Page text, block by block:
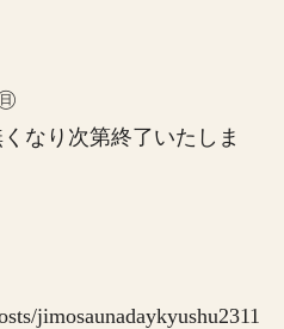
なり次第終了いたしま
jimosaunadaykyushu2311